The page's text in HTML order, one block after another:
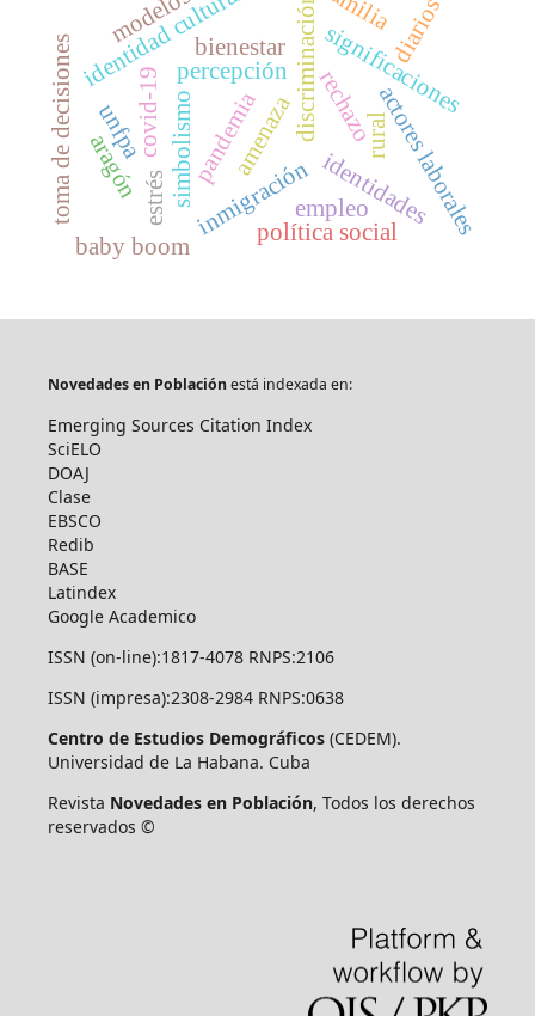
rechazo
discriminación
identidades
pandemia
covid-19 percepción significaciones
amenaza
identidad cultural
inmigración
simbolismo
bienestar
actores laborales
política social
toma de decisiones unfpa
aragón
baby boom
rural
diarios
estrés empleo
modelos
Novedades en Poblaciónestá indexada en:
Emerging Sources Citation Index
SciELO
DOAJ
Clase
EBSCO
Redib
BASE
Latindex
Google Academico
ISSN (on-line):1817-4078 RNPS:2106
ISSN (impresa):2308-2984 RNPS:0638
Centro de Estudios Demográficos(CEDEM).
Universidad de La Habana. Cuba
Revista Novedades en Población, Todos los derechos
reservados ©